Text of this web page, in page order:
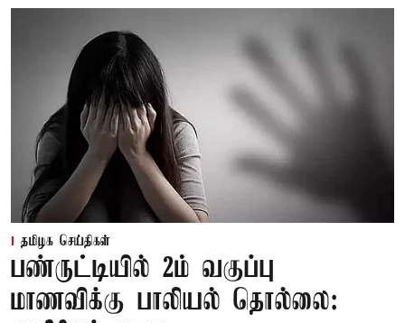
தமிழக செய்திகள்
பண்ருட்டியில் 2ம் வகுப்பு
மாணவிக்கு பாலியல் தொல்லை: